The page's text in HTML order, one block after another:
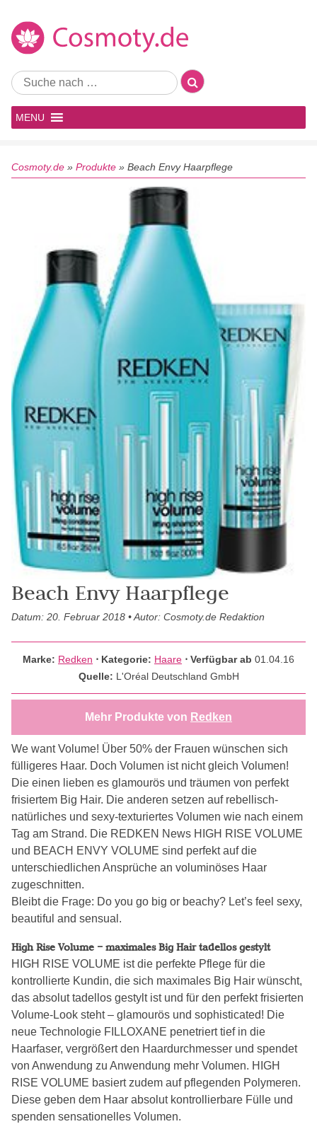
MENU
Cosmoty.de » Produkte » Beach Envy Haarpflege
Beach Envy Haarpflege
Datum: 20. Februar 2018 • Autor: Cosmoty.de Redaktion
Marke: Redken ⋅ Kategorie: Haare ⋅ Verfügbar ab 01.04.16
Quelle: L'Oréal Deutschland GmbH
Mehr Produkte von Redken
We want Volume! Über 50% der Frauen wünschen sich
fülligeres Haar. Doch Volumen ist nicht gleich Volumen!
Die einen lieben es glamourös und träumen von perfekt
frisiertem Big Hair. Die anderen setzen auf rebellisch-
natürliches und sexy-texturiertes Volumen wie nach einem
Tag am Strand. Die REDKEN News HIGH RISE VOLUME
und BEACH ENVY VOLUME sind perfekt auf die
unterschiedlichen Ansprüche an voluminöses Haar
zugeschnitten.
Bleibt die Frage: Do you go big or beachy? Let’s feel sexy,
beautiful and sensual.
High Rise Volume – maximales Big Hair tadellos gestylt
HIGH RISE VOLUME ist die perfekte Pflege für die
kontrollierte Kundin, die sich maximales Big Hair wünscht,
das absolut tadellos gestylt ist und für den perfekt frisierten
Volume-Look steht – glamourös und sophisticated! Die
neue Technologie FILLOXANE penetriert tief in die
Haarfaser, vergrößert den Haardurchmesser und spendet
von Anwendung zu Anwendung mehr Volumen. HIGH
RISE VOLUME basiert zudem auf pflegenden Polymeren.
Diese geben dem Haar absolut kontrollierbare Fülle und
spenden sensationelles Volumen.